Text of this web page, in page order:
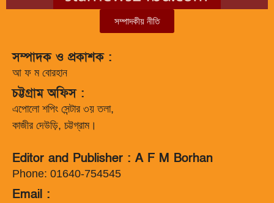
সম্পাদকীয় নীতি
সম্পাদক ও প্রকাশক :
আ ফ ম বোরহান
চট্টগ্রাম অফিস :
এপোলো শপিং সেন্টার ৩য় তলা,
কাজীর দেউড়ি, চট্টগ্রাম।
Editor and Publisher : A F M Borhan
Phone: 01640-754545
Email :